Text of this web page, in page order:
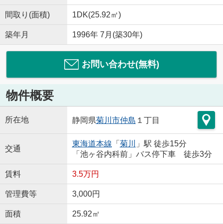
間取り(面積) 1DK(25.92㎡)
築年月 1996年 7月(築30年)
お問い合わせ(無料)
物件概要
所在地 静岡県菊川市仲島 １丁目
交通
東海道本線 「 菊川
」駅 徒歩15分
「池ヶ谷内科前」バス停下車 徒歩3分
賃料 3.5万円
管理費等 3,000円
面積 25.92㎡